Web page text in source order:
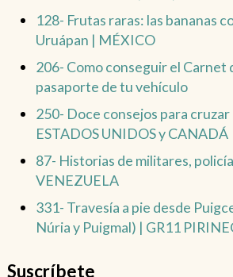
128- Frutas raras: las bananas
Uruápan | MÉXICO
206- Como conseguir el Carnet
pasaporte de tu vehículo
250- Doce consejos para
ESTADOS UNIDOS y CANADÁ
87- Historias de militares,
VENEZUELA
331- Travesía a pie desde
Núria y Puigmal) | GR11
Suscríbete